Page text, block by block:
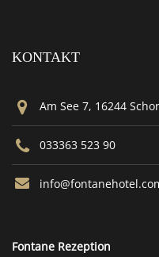
KONTAKT
Am See 7, 16244
033363 523 90
Fontane Rezeption